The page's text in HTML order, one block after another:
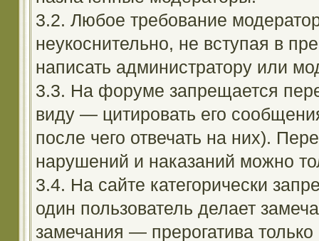
3.2. Любое требование
неукоснительно, не вступая в
написать администратору или
3.3. На форуме запрещается
виду — цитировать его
после чего отвечать на них).
нарушений и наказаний можно
3.4. На сайте категорически
один пользователь делает
замечания — прерогатива